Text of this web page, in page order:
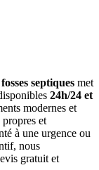
septiques met
24h/24 et
modernes et
propres et
à une urgence ou
nous
gratuit et